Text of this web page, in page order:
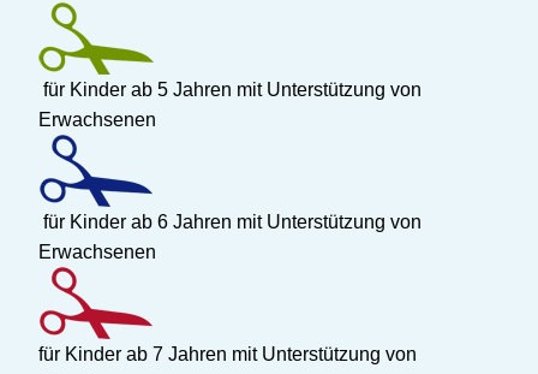
für Kinder ab 5 Jahren mit Unterstützung von
Erwachsenen
für Kinder ab 6 Jahren mit Unterstützung von
Erwachsenen
für Kinder ab 7 Jahren mit Unterstützung von